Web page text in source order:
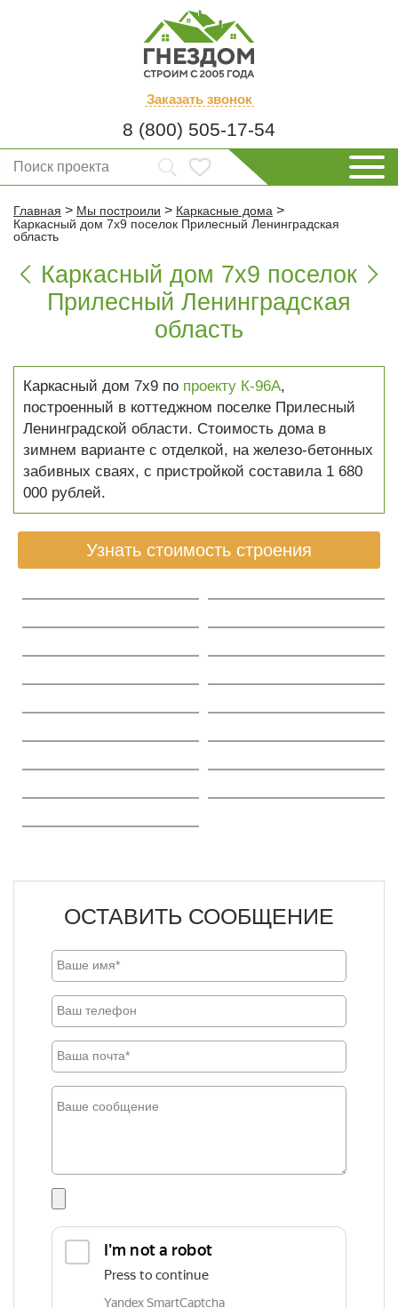
Заказать звонок
8 (800) 505-17-54
Главная > Мы построили > Каркасные дома >
Каркасный дом 7х9 поселок Прилесный Ленинградская
область
 Каркасный дом 7х9 поселок
Прилесный Ленинградская
область

Каркасный дом 7х9 по проекту К-96А,
построенный в коттеджном поселке Прилесный
Ленинградской области. Стоимость дома в
зимнем варианте с отделкой, на железо-бетонных
забивных сваях, с пристройкой составила 1 680
000 рублей.
Узнать стоимость строения
ОСТАВИТЬ СООБЩЕНИЕ